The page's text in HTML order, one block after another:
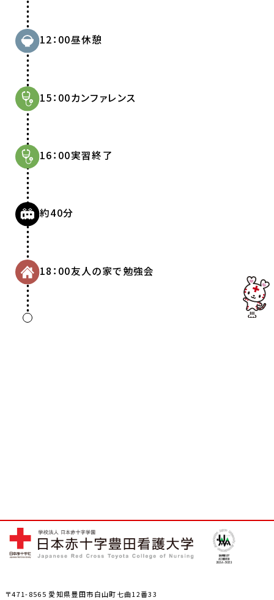
12：00昼休憩
15：00カンファレンス
16：00実習終了
約40分
18：00友人の家で勉強会
〒471-8565 愛知県豊田市白山町七曲12番33